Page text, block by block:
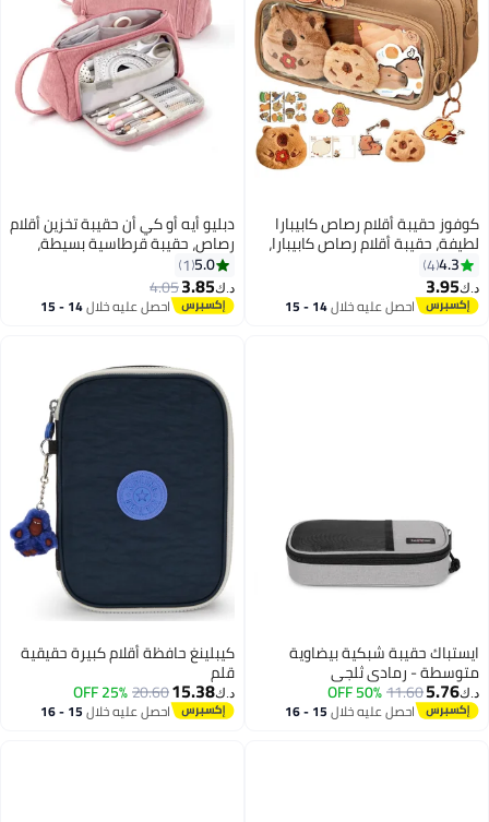
كوفوز حقيبة أقلام رصاص كابيبارا
لطيفة، حقيبة أقلام رصاص كابيبارا،
حقيبة أقلام رصاص كابيبارا لطيفة
ذات سعة كبيرة مع دبابيس كابيبارا
لطيفة وحقيبة أقلام متعددة
الطبقات ذات سعة كبيرة قرطاسية
4.3
4
د.ك‏3.95
احصل عليه خلال 14 - 15
دبليو أيه أو كي أن حقيبة تخزين أقلام
رصاص، حقيبة قرطاسية بسيطة،
حقيبة أقلام رصاص من قماش
قطني كتان بمقبض، حقيبة أقلام
رصاص لطيفة للطلاب والبالغين
وحقيبة مكياج محمولة للمكتب
5.0
1
د.ك‏3.85
4.05
احصل عليه خلال 14 - 15
ايستباك حقيبة شبكية بيضاوية
متوسطة - رمادي ثلجي
د.ك‏5.76
11.60
50% OFF
احصل عليه خلال 15 - 16
كيبلينغ حافظة أقلام كبيرة حقيقية
قلم
د.ك‏15.38
20.60
25% OFF
احصل عليه خلال 15 - 16